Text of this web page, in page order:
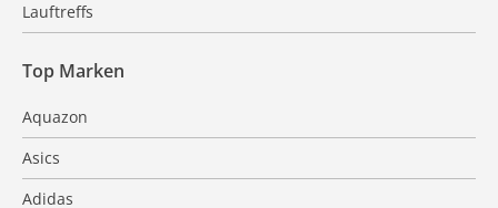
Lauftreffs
Top Marken
Aquazon
Asics
Adidas